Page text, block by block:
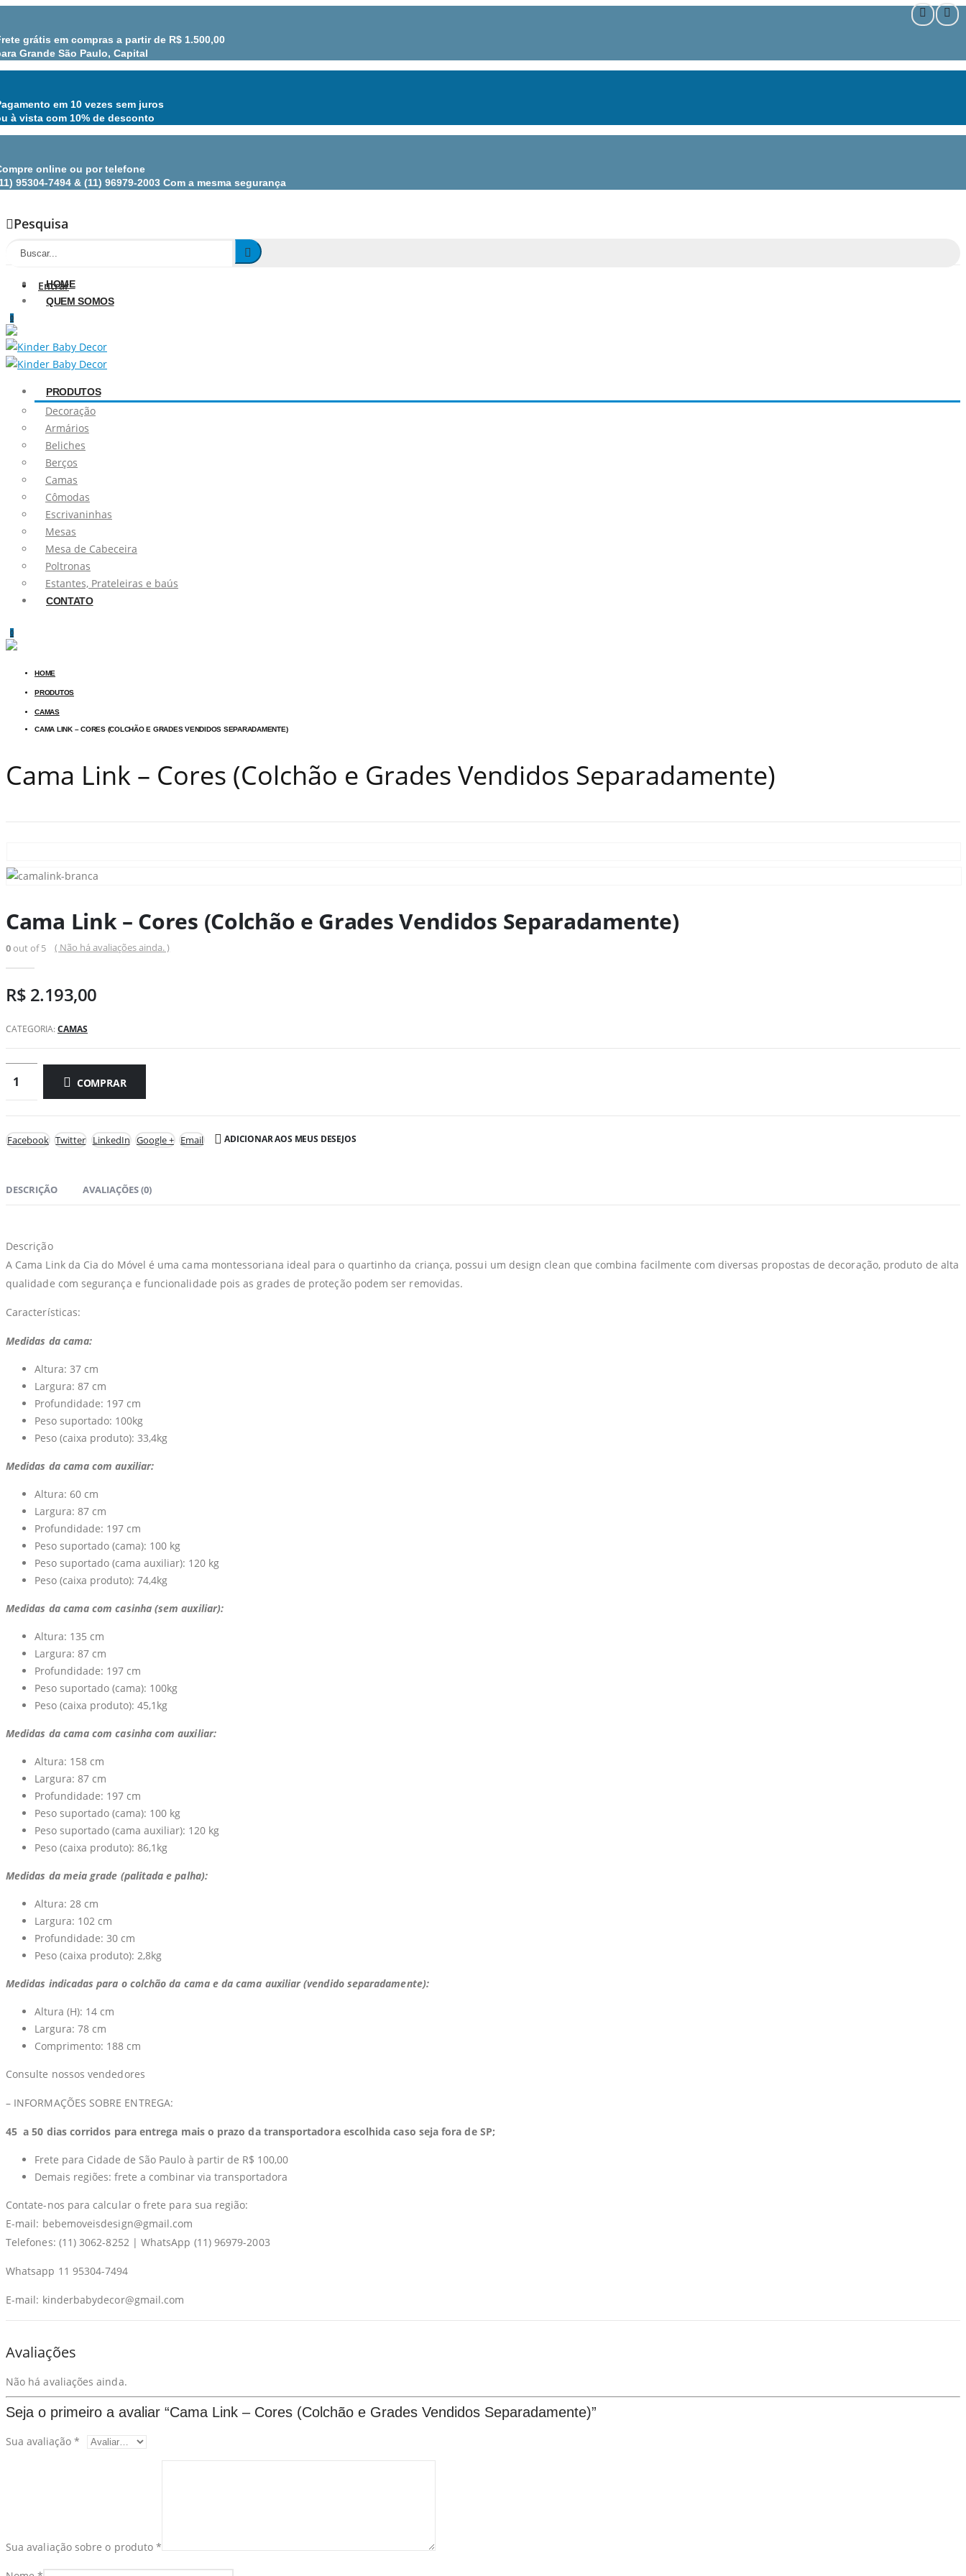
grátis em compras a partir de R$ 1.500,00
Grande São Paulo, Capital
em 10 vezes sem juros
à vista com 10% de desconto
online ou por telefone
95304-7494 & (11) 96979-2003 Com a mesma segurança
Pesquisa
Entrar
0
HOME
QUEM SOMOS
PRODUTOS
Decoração
Armários
Beliches
Berços
Camas
Cômodas
Escrivaninhas
Mesas
Mesa de Cabeceira
Poltronas
Estantes, Prateleiras e baús
CONTATO
0
HOME
PRODUTOS
CAMAS
CAMA LINK – CORES (COLCHÃO E GRADES VENDIDOS SEPARADAMENTE)
Cama Link – Cores (Colchão e Grades Vendidos Separadamente)
Cama Link – Cores (Colchão e Grades Vendidos Separadamente)
0out of 5 ( Não há avaliações ainda. )
R$ 2.193,00
CATEGORIA:CAMAS
COMPRAR
Facebook Twitter LinkedIn Google + Email ADICIONAR AOS MEUS DESEJOS
DESCRIÇÃO AVALIAÇÕES (0)
Descrição
A Cama Link da Cia do Móvel é uma cama montessoriana ideal para o quartinho da criança, possui um design clean que combina facilmente com diversas propostas de decoração, produto de alta
qualidade com segurança e funcionalidade pois as grades de proteção podem ser removidas.
Características:
Medidas da cama:
Altura: 37 cm
Largura: 87 cm
Profundidade: 197 cm
Peso suportado: 100kg
Peso (caixa produto): 33,4kg
Medidas da cama com auxiliar:
Altura: 60 cm
Largura: 87 cm
Profundidade: 197 cm
Peso suportado (cama): 100 kg
Peso suportado (cama auxiliar): 120 kg
Peso (caixa produto): 74,4kg
Medidas da cama com casinha (sem auxiliar):
Altura: 135 cm
Largura: 87 cm
Profundidade: 197 cm
Peso suportado (cama): 100kg
Peso (caixa produto): 45,1kg
Medidas da cama com casinha com auxiliar:
Altura: 158 cm
Largura: 87 cm
Profundidade: 197 cm
Peso suportado (cama): 100 kg
Peso suportado (cama auxiliar): 120 kg
Peso (caixa produto): 86,1kg
Medidas da meia grade (palitada e palha):
Altura: 28 cm
Largura: 102 cm
Profundidade: 30 cm
Peso (caixa produto): 2,8kg
Medidas indicadas para o colchão da cama e da cama auxiliar (vendido separadamente):
Altura (H): 14 cm
Largura: 78 cm
Comprimento: 188 cm
Consulte nossos vendedores
– INFORMAÇÕES SOBRE ENTREGA:
45 a 50 dias corridos para entrega mais o prazo da transportadora escolhida caso seja fora de SP;
Frete para Cidade de São Paulo à partir de R$ 100,00
Demais regiões: frete a combinar via transportadora
Contate-nos para calcular o frete para sua região:
E-mail: bebemoveisdesign@gmail.com
Telefones: (11) 3062-8252 | WhatsApp (11) 96979-2003
Whatsapp 11 95304-7494
E-mail: kinderbabydecor@gmail.com
Avaliações
Não há avaliações ainda.
Seja o primeiro a avaliar “Cama Link – Cores (Colchão e Grades Vendidos Separadamente)”
Sua avaliação *
Sua avaliação sobre o produto*